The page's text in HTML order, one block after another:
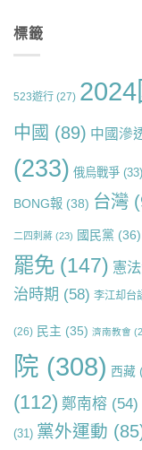
標籤
523遊行 (27)
中國 (89) 中國滲
(233) 俄烏戰爭 (33)
BONG報 (38) 台灣
二四刺蔣 (23) 國民黨 (36)
罷免 (147) 憲
治時期 (58) 李江却台
(26) 民主 (35) 濟南教會
院 (308) 西藏
(112) 鄭南榕 (54)
(31) 黨外運動